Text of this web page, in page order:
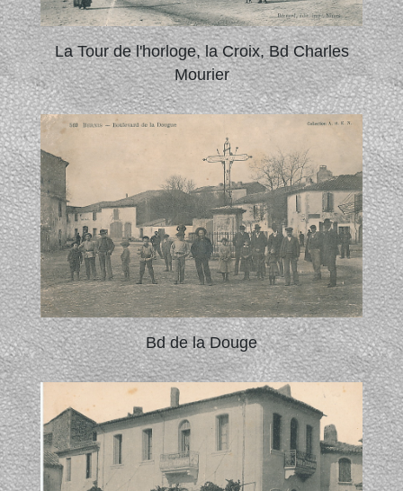
La Tour de l'horloge, la Croix, Bd Charles
Mourier
Bd de la Douge